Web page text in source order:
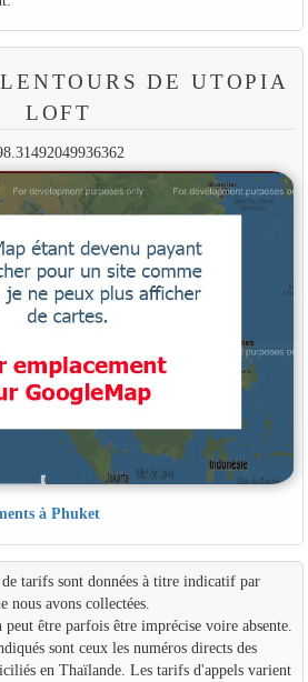
DE UTOPIA
LOFT
à Phuket
tarifs sont données à titre indicatif par
nous avons collectées.
être parfois être imprécise voire absente.
sont ceux les numéros directs des
en Thaïlande. Les tarifs d'appels varient